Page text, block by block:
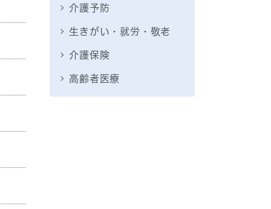
介護予防
生きがい・就労・敬老
介護保険
高齢者医療